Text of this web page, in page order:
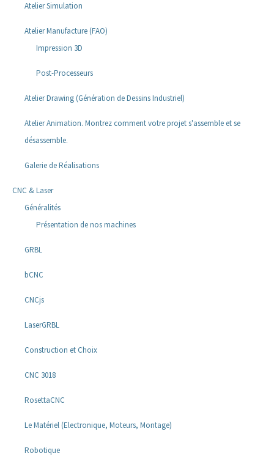
Atelier Simulation
Atelier Manufacture (FAO)
Impression 3D
Post-Processeurs
Atelier Drawing (Génération de Dessins Industriel)
Atelier Animation. Montrez comment votre projet s'assemble et se
désassemble.
Galerie de Réalisations
CNC & Laser
Généralités
Présentation de nos machines
GRBL
bCNC
CNCjs
LaserGRBL
Construction et Choix
CNC 3018
RosettaCNC
Le Matériel (Electronique, Moteurs, Montage)
Robotique